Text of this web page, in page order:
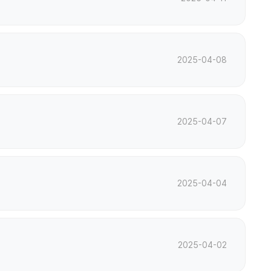
2025-04-08
2025-04-07
2025-04-04
2025-04-02